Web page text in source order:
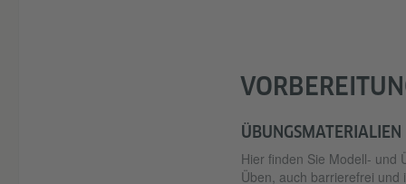
ÜBUNGSMATERIALIEN
Hier finden Sie Modell- und
Üben, auch barrierefrei und